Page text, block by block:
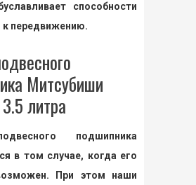
способности
к передвижению.
Митсубиши
литра
подшипника
в том случае, когда его
При этом наши